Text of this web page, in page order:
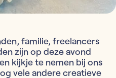
familie, freelancers
zijn op deze avond
kijkje te nemen bij ons
vele andere creatieve